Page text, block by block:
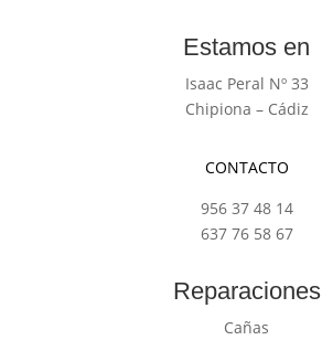
Estamos en
Isaac Peral Nº 33
Chipiona – Cádiz
CONTACTO
956 37 48 14
637 76 58 67
Reparaciones
Cañas